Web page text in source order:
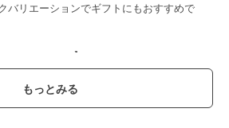
バリエーションでギフトにもおすすめで
フ ローレン）】
ル、フットウェア＆アクセサリー、ホー
タリティの11つのカテゴリーを手掛ける世
。タイムレスでオーセンティック、そして